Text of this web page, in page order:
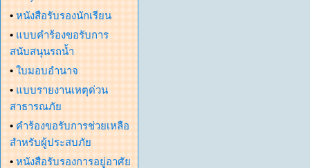
• หนังสือรับรองนักเรียน
• แบบคำร้องขอรับการ
สนับสนุนรถน้ำ
• ใบมอบอำนาจ
• แบบรายงานเหตุด่วน
สาธารณภัย
• คำร้องขอรับการช่วยเหลือ
สำหรับผู้ประสบภัย
• หนังสือรับรองการอยู่อาศัย